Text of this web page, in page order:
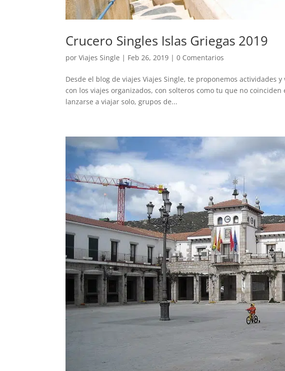
Crucero Singles Islas Griegas 2019
porViajes Single | Feb 26, 2019 |0 Comentarios
Desde el blog de viajes Viajes Single, te proponemos actividades
con los viajes organizados, con solteros como tu que no
lanzarse a viajar solo, grupos de...